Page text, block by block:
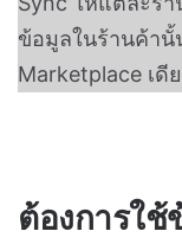
ข้อมูลในร้านค้านั้
Marketplace เดี
ต้องการใ